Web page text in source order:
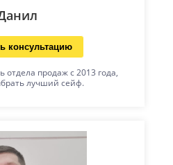
консультацию
отдела продаж с 2013 года,
лучший сейф.